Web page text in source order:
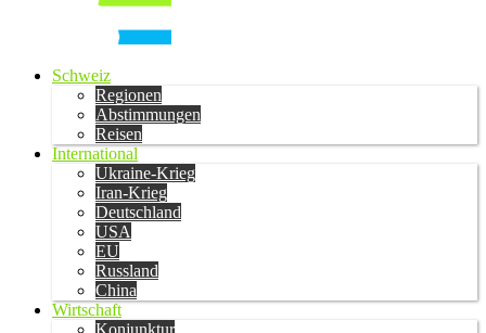
Schweiz
Regionen
Abstimmungen
Reisen
International
Ukraine-Krieg
Iran-Krieg
Deutschland
USA
EU
Russland
China
Wirtschaft
Konjunktur